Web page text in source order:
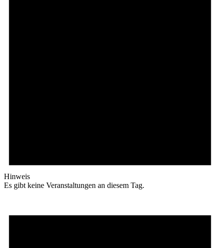
Hinweis
Es gibt keine Veranstaltungen an diesem Tag.